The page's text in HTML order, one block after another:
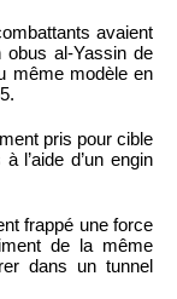
avaient
al-Yassin de
même modèle en
pris pour cible
l’aide d’un engin
frappé une force
de la même
dans un tunnel